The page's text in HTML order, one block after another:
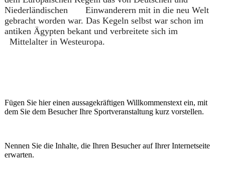
Niederländischen Einwanderern mit in die neu Welt
gebracht worden war. Das Kegeln selbst war schon im
antiken Ägypten bekant und verbreitete sich im
Mittelalter in Westeuropa.
Fügen Sie hier einen aussagekräftigen Willkommenstext ein, mit
dem Sie dem Besucher Ihre Sportveranstaltung kurz vorstellen.
Nennen Sie die Inhalte, die Ihren Besucher auf Ihrer Internetseite
erwarten.